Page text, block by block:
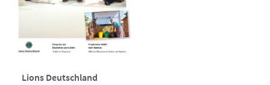
Lions Deutschland